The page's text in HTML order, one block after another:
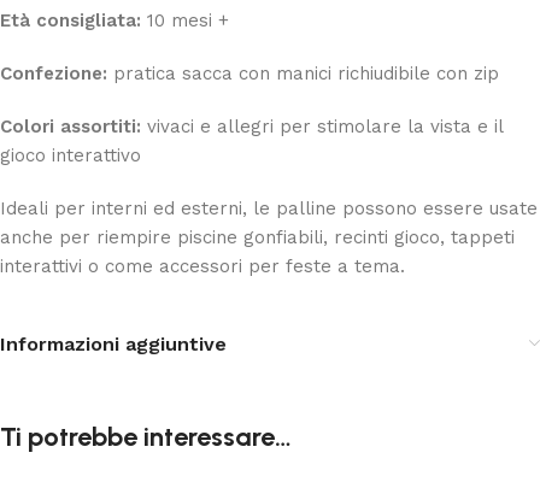
Età consigliata: 10 mesi +
Confezione: pratica sacca con manici richiudibile con zip
Colori assortiti: vivaci e allegri per stimolare la vista e il
gioco interattivo
Ideali per interni ed esterni, le palline possono essere usate
anche per riempire piscine gonfiabili, recinti gioco, tappeti
interattivi o come accessori per feste a tema.
Informazioni aggiuntive
Ti potrebbe interessare…